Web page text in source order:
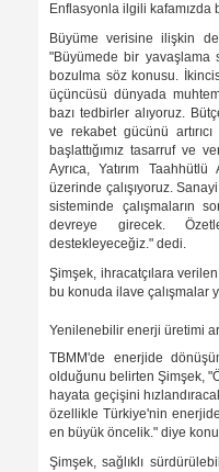
Enflasyonla ilgili kafamızda
Büyüme verisine ilişkin
"Büyümede bir yavaşlama
bozulma söz konusu.
üçüncüsü dünyada
bazı tedbirler alıyoruz.
ve rekabet gücünü
başlattığımız tasarruf ve
Ayrıca, Yatırım
üzerinde çalışıyoruz.
sisteminde çalışmaların
devreye girecek.
destekleyeceğiz." dedi.
Şimşek, ihracatçılara verilen
bu konuda ilave çalışmalar
Yenilenebilir enerji üretimi
TBMM'de enerjide
olduğunu belirten Şimşek,
hayata geçişini
özellikle Türkiye'nin enerjide
en büyük öncelik." diye
Şimşek, sağlıklı